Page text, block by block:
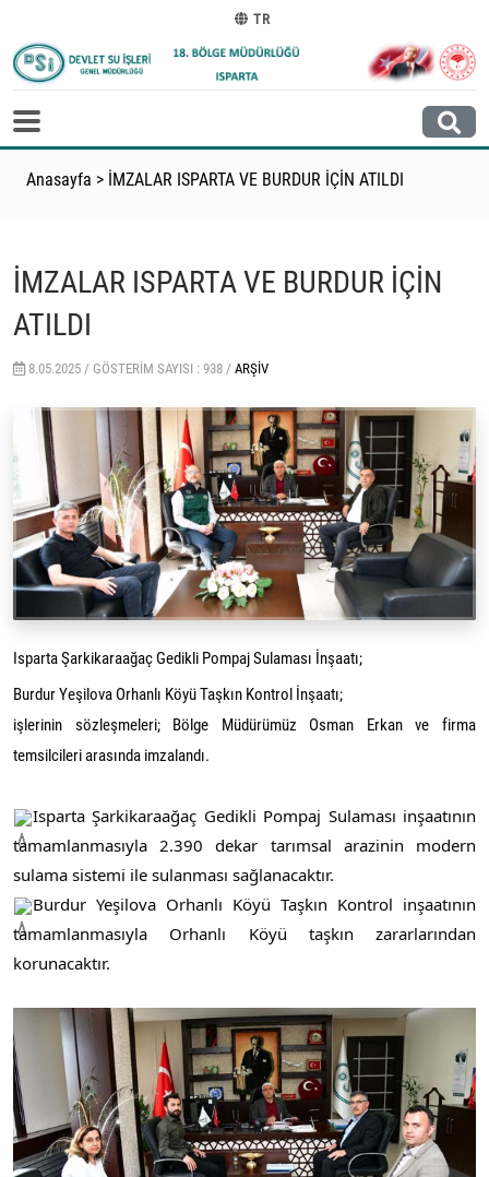
TR
Anasayfa > İMZALAR ISPARTA VE BURDUR İÇİN ATILDI
İMZALAR ISPARTA VE BURDUR İÇİN
ATILDI
8.05.2025 / GÖSTERIM SAYISI : 938 / ARŞIV
Isparta Şarkikaraağaç Gedikli Pompaj Sulaması İnşaatı;
Burdur Yeşilova Orhanlı Köyü Taşkın Kontrol İnşaatı;
işlerinin sözleşmeleri; Bölge Müdürümüz Osman Erkan ve firma
temsilcileri arasında imzalandı.
Isparta Şarkikaraağaç Gedikli Pompaj Sulaması inşaatının
tamamlanmasıyla 2.390 dekar tarımsal arazinin modern
sulama sistemi ile sulanması sağlanacaktır.
Burdur Yeşilova Orhanlı Köyü Taşkın Kontrol inşaatının
tamamlanmasıyla Orhanlı Köyü taşkın zararlarından
korunacaktır.